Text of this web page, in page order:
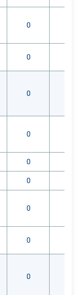
0
0
0
0
0
0
0
0
0